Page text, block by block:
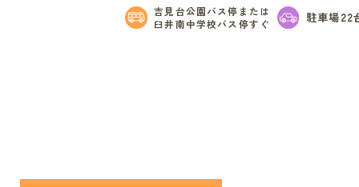
吉見台公園バス停または
臼井南中学校バス停すぐ
駐車場22